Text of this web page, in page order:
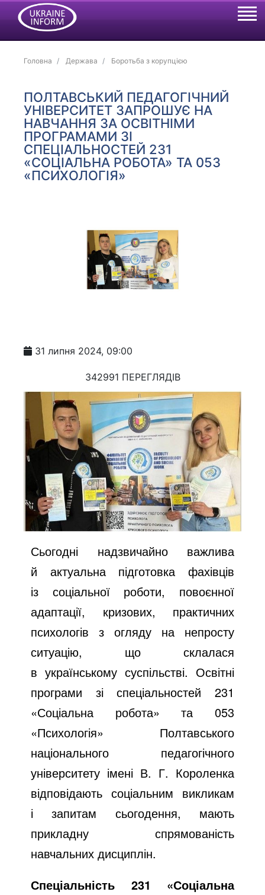
Головна Держава Боротьба з корупцією
ПОЛТАВСЬКИЙ ПЕДАГОГІЧНИЙ
УНІВЕРСИТЕТ ЗАПРОШУЄ НА
НАВЧАННЯ ЗА ОСВІТНІМИ
ПРОГРАМАМИ ЗІ
СПЕЦІАЛЬНОСТЕЙ 231
«СОЦІАЛЬНА РОБОТА» ТА 053
«ПСИХОЛОГІЯ»
31 липня 2024, 09:00
342991 ПЕРЕГЛЯДІВ
Сьогодні надзвичайно важлива
й актуальна підготовка фахівців
із соціальної роботи, повоєнної
адаптації, кризових, практичних
психологів з огляду на непросту
ситуацію, що склалася
в українському суспільстві. Освітні
програми зі спеціальностей 231
«Соціальна робота» та 053
«Психологія» Полтавського
національного педагогічного
університету імені В. Г. Короленка
відповідають соціальним викликам
і запитам сьогодення, мають
прикладну спрямованість
навчальних дисциплін.
Спеціальність 231 «Соціальна